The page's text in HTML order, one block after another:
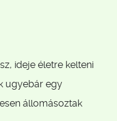
ideje életre kelteni
ugyebár egy
állomásoztak